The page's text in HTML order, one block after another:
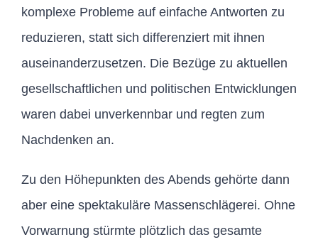
komplexe Probleme auf einfache Antworten zu
reduzieren, statt sich differenziert mit ihnen
auseinanderzusetzen. Die Bezüge zu aktuellen
gesellschaftlichen und politischen Entwicklungen
waren dabei unverkennbar und regten zum
Nachdenken an.
Zu den Höhepunkten des Abends gehörte dann
aber eine spektakuläre Massenschlägerei. Ohne
Vorwarnung stürmte plötzlich das gesamte